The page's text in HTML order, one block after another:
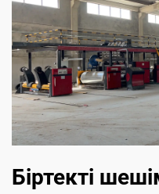
Біртекті